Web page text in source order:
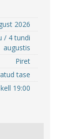
2026
/ 4 tundi
augustis
Piret
tase
19:00